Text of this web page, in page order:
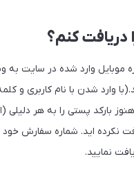
کنم؟
موبایل وارد شده در سایت
وارد شدن با نام کاربری و
پستی را به هر دلیلی
اید. شماره سفارش خود